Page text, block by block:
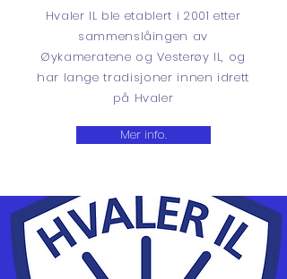
Hvaler IL ble etablert i 2001 etter
sammenslåingen av
Øykameratene og Vesterøy IL, og
har lange tradisjoner innen idrett
på Hvaler
Mer info.